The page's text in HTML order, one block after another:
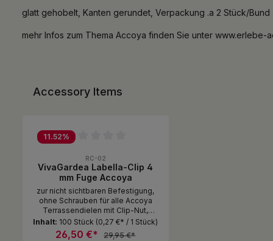
glatt gehobelt, Kanten gerundet, Verpackung .a 2 Stück/Bund
mehr Infos zum Thema Accoya finden Sie unter www.erlebe-
Accessory Items
11.52%
RC-02
VivaGardea Labella-Clip 4
mm Fuge Accoya
zur nicht sichtbaren Befestigung,
ohne Schrauben für alle Accoya
Terrassendielen mit Clip-Nut,
Verbrauch ca 16 Stück/qm
Inhalt: 100 Stück (0,27 €* / 1 Stück)
26,50 €* 29,95 €*